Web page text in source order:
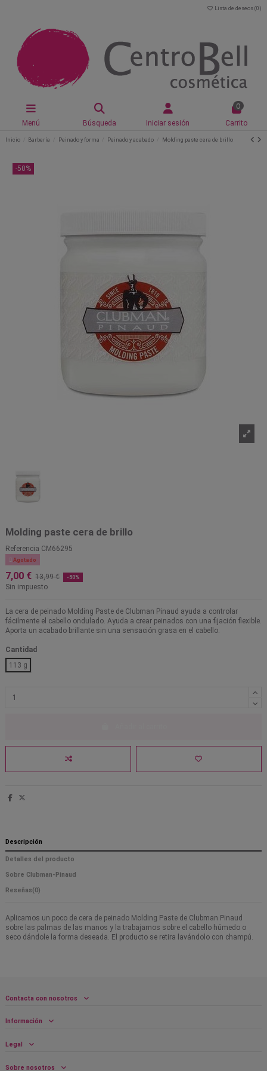
Lista de deseos (0 )
Menú Búsqueda Iniciar sesión
0
Carrito
Inicio Barbería Peinado y forma Peinado y acabado Molding paste cera de brillo
-50%
Molding paste cera de brillo
Referencia CM66295
 Agotado
7,00 € 13,99 € -50%
Sin impuesto
La cera de peinado Molding Paste de Clubman Pinaud ayuda a controlar
fácilmente el cabello ondulado. Ayuda a crear peinados con una fijación flexible.
Aporta un acabado brillante sin una sensación grasa en el cabello.
Cantidad
113 g
Descripción
Detalles del producto
Sobre Clubman-Pinaud
Reseñas(0)
Aplicamos un poco de cera de peinado Molding Paste de Clubman Pinaud
sobre las palmas de las manos y la trabajamos sobre el cabello húmedo o
seco dándole la forma deseada. El producto se retira lavándolo con champú.
Contacta con nosotros
Información
Legal
Sobre nosotros